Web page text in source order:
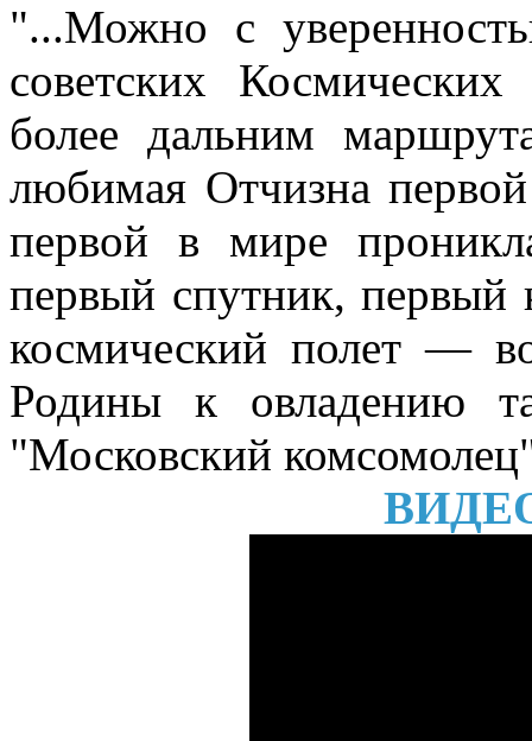
"...Можно с
советских
более дальним
любимая Отчизна
первой в мире
первый спутник, первый
космический полет —
Родины к овладению
"Московский